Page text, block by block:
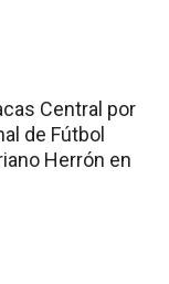
Central por
de Fútbol
Herrón en